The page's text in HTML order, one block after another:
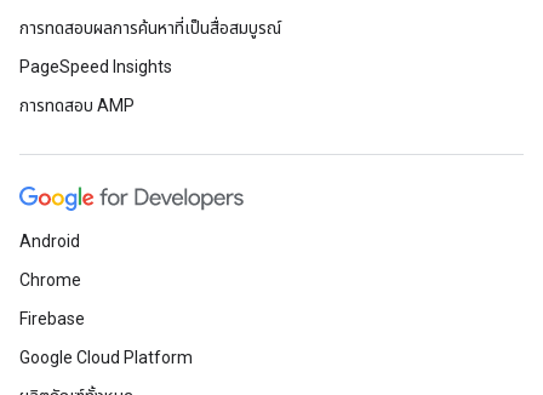
การทดสอบผลการค้นหาที่เป็นสื่อสมบูรณ์
PageSpeed Insights
การทดสอบ AMP
Android
Chrome
Firebase
Google Cloud Platform